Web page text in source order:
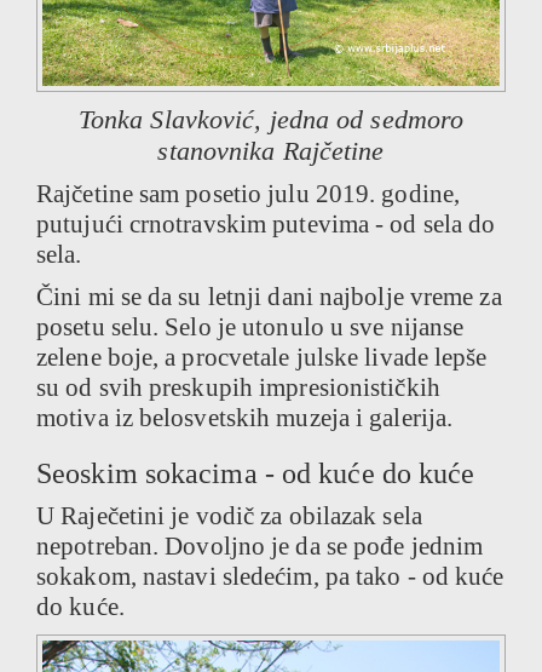
Tonka Slavković, jedna od sedmoro
stanovnika Rajčetine
Rajčetine sam posetio julu 2019. godine,
putujući crnotravskim putevima - od sela do
sela.
Čini mi se da su letnji dani najbolje vreme za
posetu selu. Selo je utonulo u sve nijanse
zelene boje, a procvetale julske livade lepše
su od svih preskupih impresionističkih
motiva iz belosvetskih muzeja i galerija.
Seoskim sokacima - od kuće do kuće
U Raječetini je vodič za obilazak sela
nepotreban. Dovoljno je da se pođe jednim
sokakom, nastavi sledećim, pa tako - od kuće
do kuće.